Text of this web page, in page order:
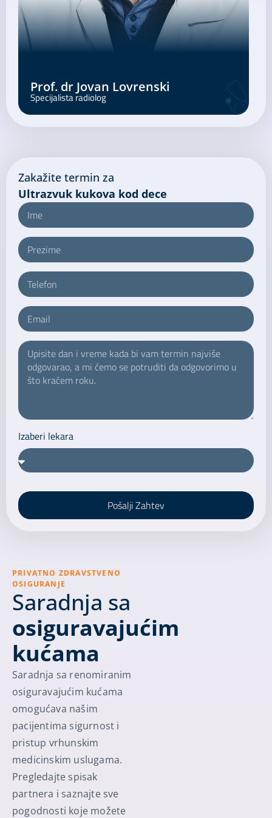
Prof. dr Jovan Lovrenski
Specijalista radiolog
Zakažite termin za ​
Ultrazvuk kukova kod dece
Izaberi lekara
Pošalji Zahtev
PRIVATNO ZDRAVSTVENO
OSIGURANJE
Saradnja sa
osiguravajućim
kućama
Saradnja sa renomiranim
osiguravajućim kućama
omogućava našim
pacijentima sigurnost i
pristup vrhunskim
medicinskim uslugama.
Pregledajte spisak
partnera i saznajte sve
pogodnosti koje možete